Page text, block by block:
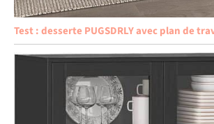
Test : desserte PUGSDRLY avec plan de